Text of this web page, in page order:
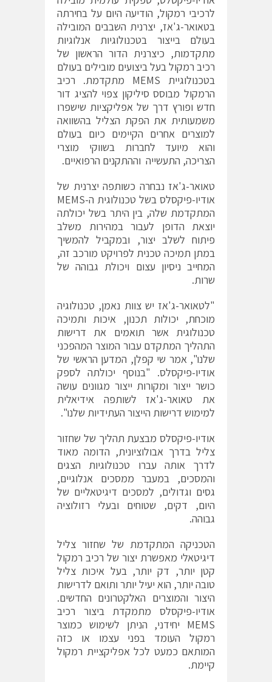
לרכיבי רמקול, הודיעה היום על בחירתה
בטאואר-ג'אז, יצרנית השבבים המובילה
בעולם בייצור בטכנולוגיות אנלוגיות
מתקדמות, כיצרנית הדור הראשון של
רכיב רמקול בעל ביצועים מובילים בעולם
בטכנולוגיית MEMS מתקדמת. רכיב
הרמקול מבוסס סיליקון צפוי להציג דור
חדש ופורץ דרך של אפליקציות שישפרו
משמעותית את הפקת הצליל בהשוואה
למוצרים אחרים הקיימים כיום בעולם
והוא מיועד לחברות בשווקי מוצרי
הצריכה, התעשייה וההתקנים הרפואיים.
טאואר-ג'אז נבחרה כשותפה יצרנית של
אודיו-פיקסלס בשל טכנולוגית ה-MEMS
המתקדמת שלה, בין היתר בשל יכולתה
יוצאת הדופן לעבור במהירות משלב
פיתוח לשלב יצור, ובמקביל להמשיך
במתן תמיכה טכנית לפרויקט מורכב זה,
המחייב ניסיון עצום ויכולת גבוהה של
שרות.
"לטאואר-ג'אז יש צוות נאמן, טכנולוגיה
מוכחת, יכולות תכנון, איכות ותמיכה
טכנולוגית אשר תואמים את דרישות
התהליך המתקדם עבור המוצר המהפכני
שלנו", אמר שי קפלן, המדען הראשי של
אודיו-פיקסלס. "בנוסף יכולתה לספק
כושר ייצור ומקורות ייצור מגוונים עושה
את טאואר-ג'אז לשותפה אידיאלית
למימוש דרישות הייצור העתידיות שלנו".
אודיו-פיקסלס מבצעת תהליך של שחזור
צליל בדרך אבולוציונית, הדומה מאוד
לדרך אותה עברו טכנולוגיות הצגים
והמסכים, במעבר ממסכים אנלוגיים,
גסים וגדולים, למסכים דיגיטאליים של
היום, דקים, שטוחים ובעלי רזולוציה
גבוהה.
הטכניקה המתקדמת של שחזור צליל
דיגיטאלי מאפשרת יצור של רכיב רמקול
קטן יותר, דק יותר, בעל איכות צליל
טובה יותר, הוא יעיל יותר ותואם לדרישות
היצור והמוצרים האלקטרונים החדשים.
אודיו-פיקסלס מתמקדת ביצור רכיב
MEMS יחידני, הניתן לשימוש כמוצר
רמקול העומד בפני עצמו או כזה
המותאם כמעט לכל אפליקציית רמקול
קיימת.